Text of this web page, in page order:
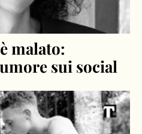
malato:
sui social